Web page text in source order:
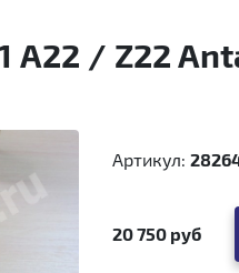
A22 / Z22
Артикул:
20 750 руб